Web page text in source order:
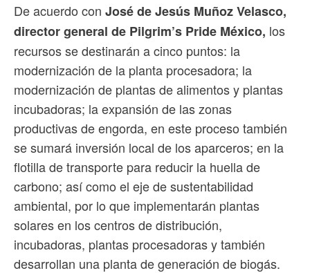
De acuerdo con José de Jesús Muñoz Velasco,
director general de Pilgrim’s Pride México, los
recursos se destinarán a cinco puntos: la
modernización de la planta procesadora; la
modernización de plantas de alimentos y plantas
incubadoras; la expansión de las zonas
productivas de engorda, en este proceso también
se sumará inversión local de los aparceros; en la
flotilla de transporte para reducir la huella de
carbono; así como el eje de sustentabilidad
ambiental, por lo que implementarán plantas
solares en los centros de distribución,
incubadoras, plantas procesadoras y también
desarrollan una planta de generación de biogás.